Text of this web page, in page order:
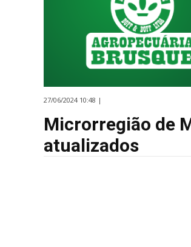
27/06/2024 10:48 |
Microrregião de
atualizados